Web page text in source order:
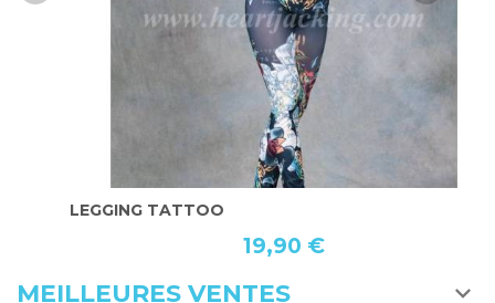
LEGGING TATTOO
19,90 €
MEILLEURES VENTES